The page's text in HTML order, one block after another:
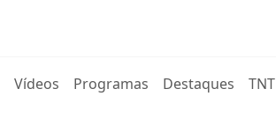
Vídeos Programas Destaques TNT